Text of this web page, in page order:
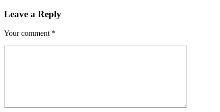
Leave a Reply
Your comment *